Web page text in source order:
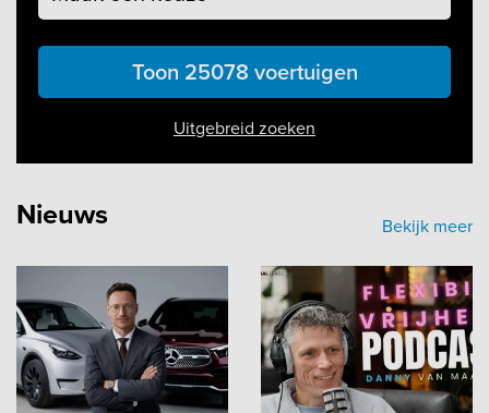
Toon 25078 voertuigen
Uitgebreid zoeken
Nieuws Bekijk meer